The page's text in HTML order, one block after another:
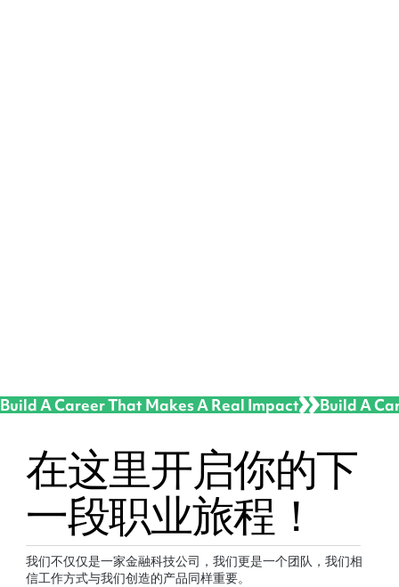
Build A Career That Makes A Real Impact
在这里开启你的下
一段职业旅程！
我们不仅仅是一家金融科技公司，我们更是一个团队，我们相
信工作方式与我们创造的产品同样重要。